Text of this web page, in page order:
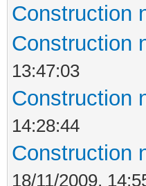
Construction
Construction
13:47:03
Construction
14:28:44
Construction
18/11/2009,